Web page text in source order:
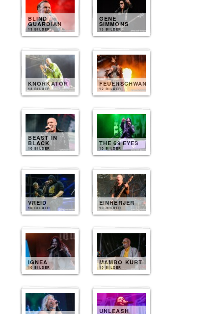
BLIND
GUARDIAN
13 BILDER
GENE
SIMMONS
13 BILDER
KNORKATOR
13 BILDER
FEUERSCHWANZ
12 BILDER
BEAST IN
BLACK
10 BILDER
THE 69 EYES
10 BILDER
VREID
10 BILDER
EINHERJER
10 BILDER
IGNEA
10 BILDER
MAMBO KURT
10 BILDER
UNLEASH